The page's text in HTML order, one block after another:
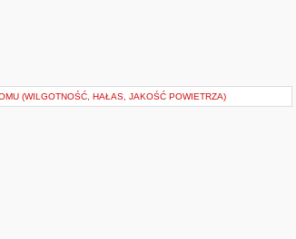
(WILGOTNOŚĆ, HAŁAS, JAKOŚĆ POWIETRZA)